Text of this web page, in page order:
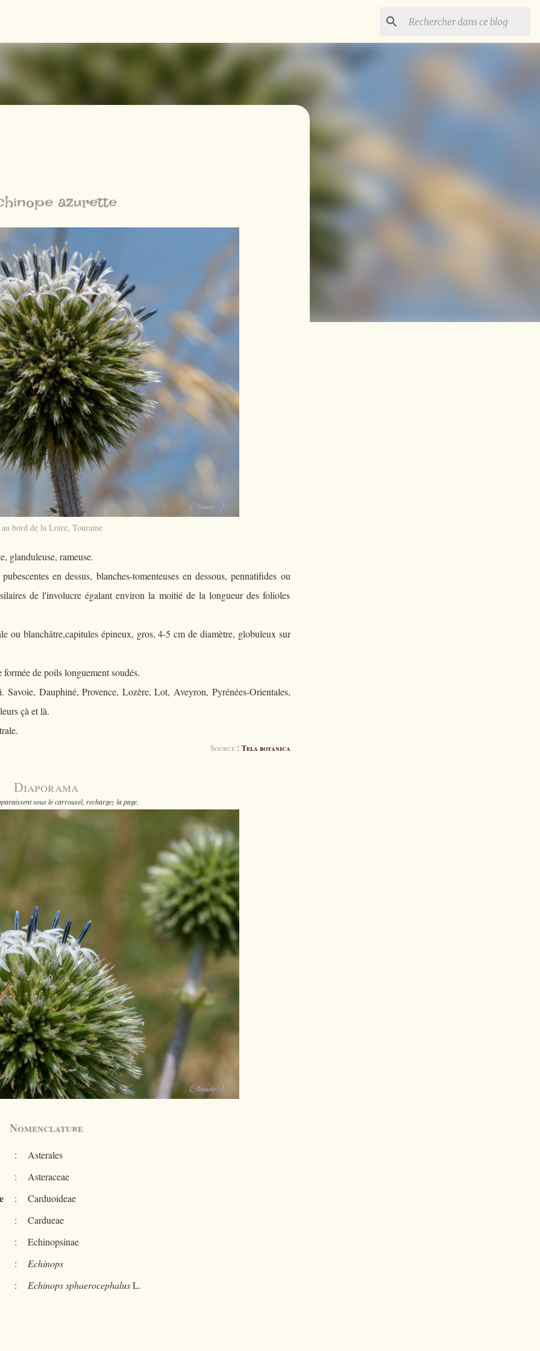
azurette
bord de la Loire, Touraine
glanduleuse, rameuse.
en dessus, blanches-tomenteuses en dessous, pennatifides ou
de l'involucre égalant environ la moitié de la longueur des folioles
ou blanchâtre,capitules épineux, gros, 4-5 cm de diamètre, globuleux sur
de poils longuement soudés.
Dauphiné, Provence, Lozère, Lot, Aveyron, Pyrénées-Orientales,
çà et là.
Source : Tela botanica
Diaporama
sous le carrousel, rechargez la page.
Nomenclature
:
Asterales
:
Asteraceae
:
Carduoideae
:
Cardueae
:
Echinopsinae
:
Echinops
:
Echinops sphaerocephalusL.